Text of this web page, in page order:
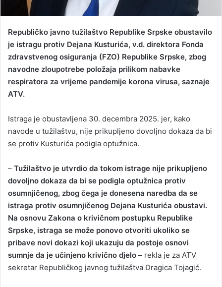
Republičko javno tužilaštvo Republike Srpske obustavilo
je istragu protiv Dejana Kusturića, v.d. direktora Fonda
zdravstvenog osiguranja (FZO) Republike Srpske, zbog
navodne zloupotrebe položaja prilikom nabavke
respiratora za vrijeme pandemije korona virusa, saznaje
ATV.
Istraga je obustavljena 30. decembra 2025. jer, kako
navode u tužilaštvu, nije prikupljeno dovoljno dokaza da bi
se protiv Kusturića podigla optužnica.
– Tužilaštvo je utvrdio da tokom istrage nije prikupljeno
dovoljno dokaza da bi se podigla optužnica protiv
osumnjičenog, zbog čega je donesena naredba da se
istraga protiv osumnjičenog Dejana Kusturića obustavi.
Na osnovu Zakona o krivičnom postupku Republike
Srpske, istraga se može ponovo otvoriti ukoliko se
pribave novi dokazi koji ukazuju da postoje osnovi
sumnje da je učinjeno krivično djelo – rekla je za ATV
sekretar Republičkog javnog tužilaštva Dragica Tojagić.